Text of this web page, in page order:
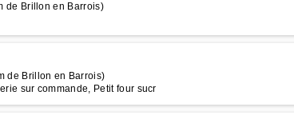
de Brillon en Barrois)
de Brillon en Barrois)
sur commande, Petit four sucr